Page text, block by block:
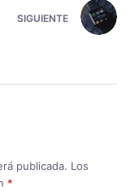
SIGUIENTE
publicada. Los
*